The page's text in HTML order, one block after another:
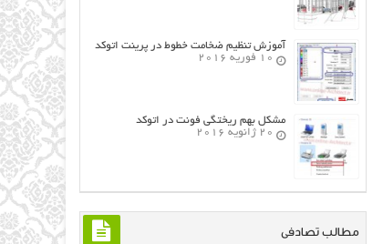
آموزش تنظیم ضخامت خطوط در پرینت اتوکد
10 فوریه 2016
مشکل بهم ریختگی فونت در اتوکد
20 ژانویه 2016
مطالب تصادفی